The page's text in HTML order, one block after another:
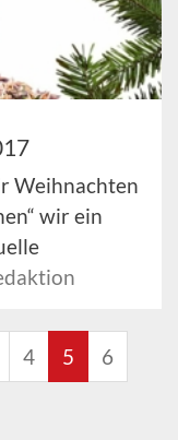
Weihnachten
wir ein
4 5 6